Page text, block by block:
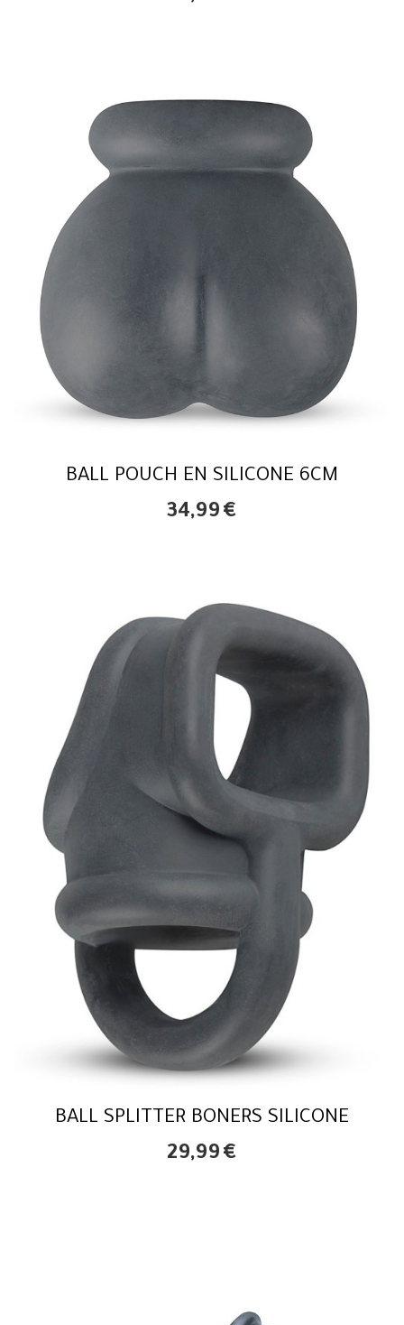
BALL POUCH EN SILICONE 6CM
34,99 €
BALL SPLITTER BONERS SILICONE
29,99 €